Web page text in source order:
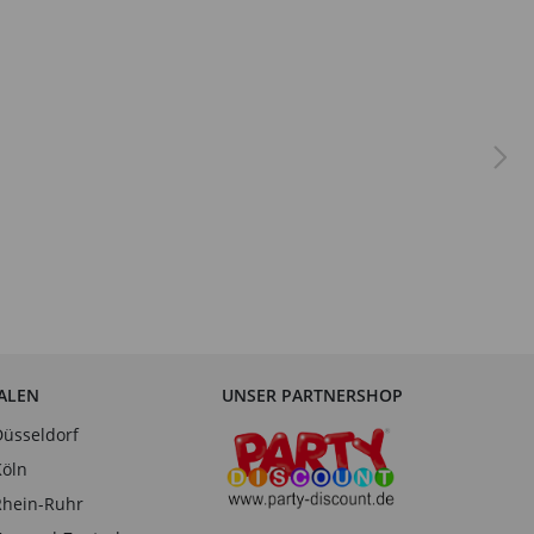
Ruhr
UNSER PARTNERSHOP